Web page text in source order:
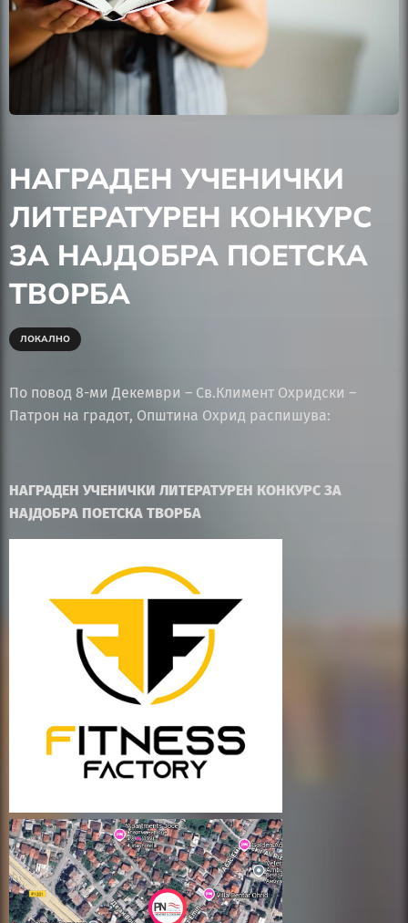
НАГРАДЕН УЧЕНИЧКИ
ЛИТЕРАТУРЕН КОНКУРС
ЗА НАЈДОБРА ПОЕТСКА
ТВОРБА
ЛОКАЛНО
По повод 8-ми Декември – Св.Климент Охридски –
Патрон на градот, Општина Охрид распишува:
НАГРАДЕН УЧЕНИЧКИ ЛИТЕРАТУРЕН КОНКУРС ЗА
НАЈДОБРА ПОЕТСКА ТВОРБА